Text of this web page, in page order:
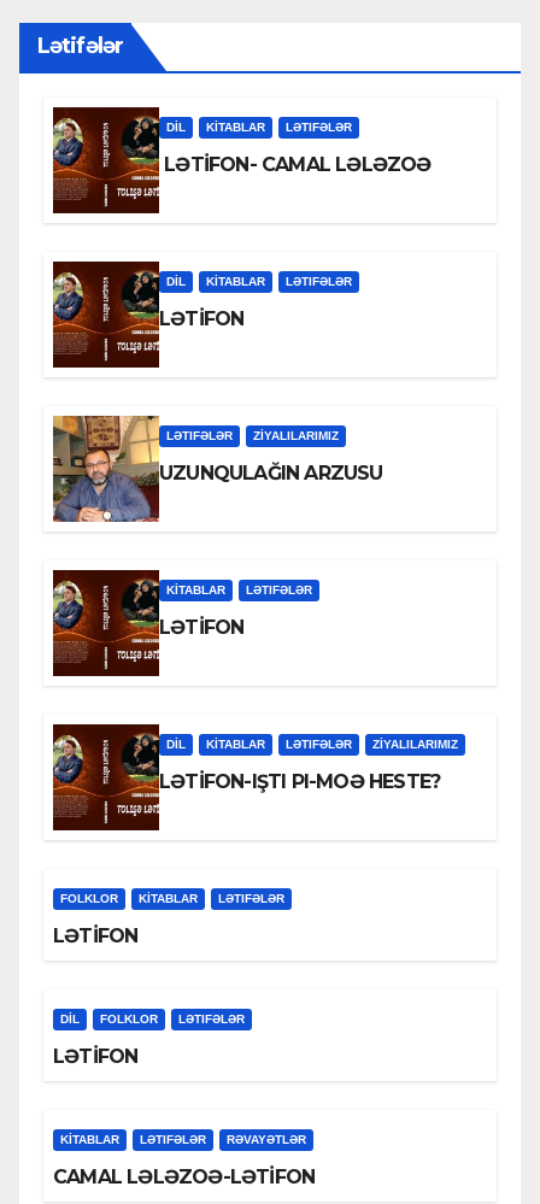
Lətifələr
DİL KİTABLAR LƏTIFƏLƏR
LƏTİFON- CAMAL LƏLƏZOƏ
DİL KİTABLAR LƏTIFƏLƏR
LƏTİFON
LƏTIFƏLƏR ZİYALILARIMIZ
UZUNQULAĞIN ARZUSU
KİTABLAR LƏTIFƏLƏR
LƏTİFON
DİL KİTABLAR LƏTIFƏLƏR ZİYALILARIMIZ
LƏTİFON-IŞTI PI-MOƏ HESTE?
FOLKLOR KİTABLAR LƏTIFƏLƏR
LƏTİFON
DİL FOLKLOR LƏTIFƏLƏR
LƏTİFON
KİTABLAR LƏTIFƏLƏR RƏVAYƏTLƏR
CAMAL LƏLƏZOƏ-LƏTİFON